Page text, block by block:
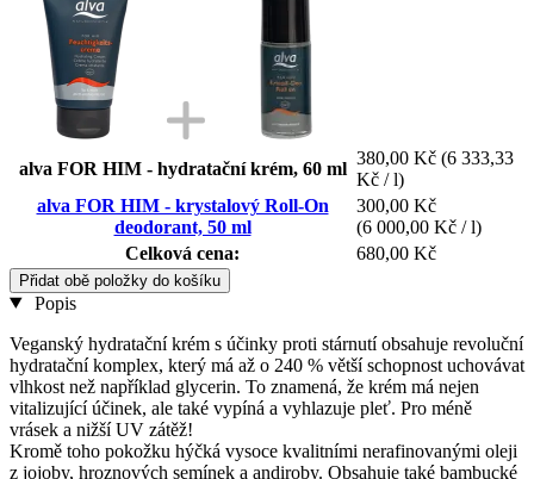
alva FOR HIM - hydratační krém, 60 ml
380,00 Kč (6 333,33
Kč / l)
alva FOR HIM - krystalový Roll-On
deodorant, 50 ml
300,00 Kč
(6 000,00 Kč / l)
Celková cena:
680,00 Kč
Přidat obě položky do košíku
Popis
Veganský hydratační krém s účinky proti stárnutí obsahuje revoluční
hydratační komplex, který má až o 240 % větší schopnost uchovávat
vlhkost než například glycerin. To znamená, že krém má nejen
vitalizující účinek, ale také vypíná a vyhlazuje pleť. Pro méně
vrásek a nižší UV zátěž!
Kromě toho pokožku hýčká vysoce kvalitními nerafinovanými oleji
z jojoby, hroznových semínek a andiroby. Obsahuje také bambucké